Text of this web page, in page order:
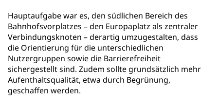
Hauptaufgabe war es, den südlichen Bereich des
Bahnhofsvorplatzes – den Europaplatz als zentraler
Verbindungsknoten – derartig umzugestalten, dass
die Orientierung für die unterschiedlichen
Nutzergruppen sowie die Barrierefreiheit
sichergestellt sind. Zudem sollte grundsätzlich mehr
Aufenthaltsqualität, etwa durch Begrünung,
geschaffen werden.